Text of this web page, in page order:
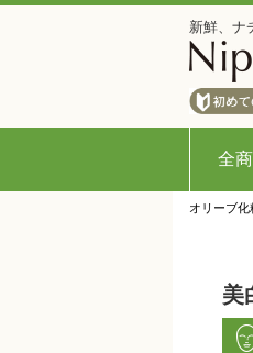
新鮮、ナ
全
オリーブ
美